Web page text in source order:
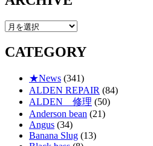
ARCHIVE
CATEGORY
★News (341)
ALDEN REPAIR (84)
ALDEN 修理 (50)
Anderson bean (21)
Angus (34)
Banana Slug (13)